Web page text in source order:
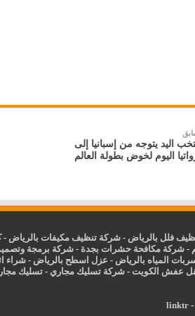
اليد يتوجه من إسبانيا إلى
اليوم لخوض بطولة العالم
فلل بالرياض -شركة تنظيف مكيفات بالرياض -
-شركة مكافحة حشرات بجدة -شركة برمجة
المياه بالرياض - عزل اسطح بالرياض -شراء
عفش الكويت -شركة تسليك مجاري -تسليك
linktr-